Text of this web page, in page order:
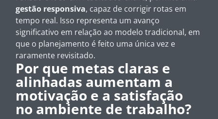
gestão responsiva, capaz de corrigir rotas em
tempo real. Isso representa um avanço
significativo em relação ao modelo tradicional, em
que o planejamento é feito uma única vez e
raramente revisitado.
Por que metas claras e
alinhadas aumentam a
motivação e a satisfação
no ambiente de trabalho?